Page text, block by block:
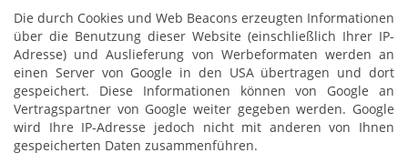
Die durch Cookies und Web Beacons erzeugten Informationen
über die Benutzung dieser Website (einschließlich Ihrer IP-
Adresse) und Auslieferung von Werbeformaten werden an
einen Server von Google in den USA übertragen und dort
gespeichert. Diese Informationen können von Google an
Vertragspartner von Google weiter gegeben werden. Google
wird Ihre IP-Adresse jedoch nicht mit anderen von Ihnen
gespeicherten Daten zusammenführen.